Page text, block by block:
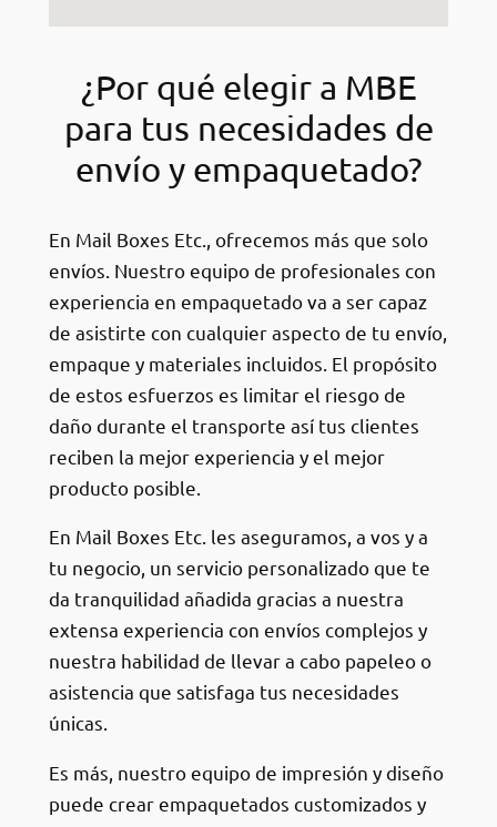
¿Por qué elegir a MBE
para tus necesidades de
envío y empaquetado?
En Mail Boxes Etc., ofrecemos más que solo
envíos. Nuestro equipo de profesionales con
experiencia en empaquetado va a ser capaz
de asistirte con cualquier aspecto de tu envío,
empaque y materiales incluidos. El propósito
de estos esfuerzos es limitar el riesgo de
daño durante el transporte así tus clientes
reciben la mejor experiencia y el mejor
producto posible.
En Mail Boxes Etc. les aseguramos, a vos y a
tu negocio, un servicio personalizado que te
da tranquilidad añadida gracias a nuestra
extensa experiencia con envíos complejos y
nuestra habilidad de llevar a cabo papeleo o
asistencia que satisfaga tus necesidades
únicas.
Es más, nuestro equipo de impresión y diseño
puede crear empaquetados customizados y